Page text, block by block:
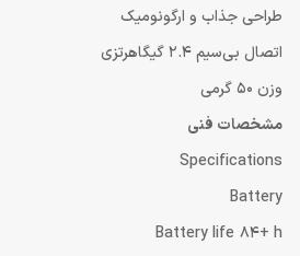
طراحی جذاب و ارگونومیک
اتصال بی‌سیم 2.4 گیگاهرتزی
وزن 50 گرمی
مشخصات فنی
Specifications
Battery
Battery life 84+ h